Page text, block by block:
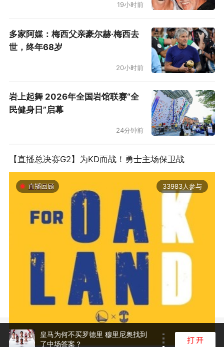
19小时前
多家阿媒：梅西父亲豪尔赫·梅西去
世，终年68岁
20小时前
岩上起舞 2026年全国岩馆联赛“全
民健身日”启幕
24分钟前
【直播总决赛G2】为KD而战！勇士主场保卫战
33983人参与
2019-06-14 01:03
皇马为何不买罗德里 穆里尼奥找到
了中场答案？